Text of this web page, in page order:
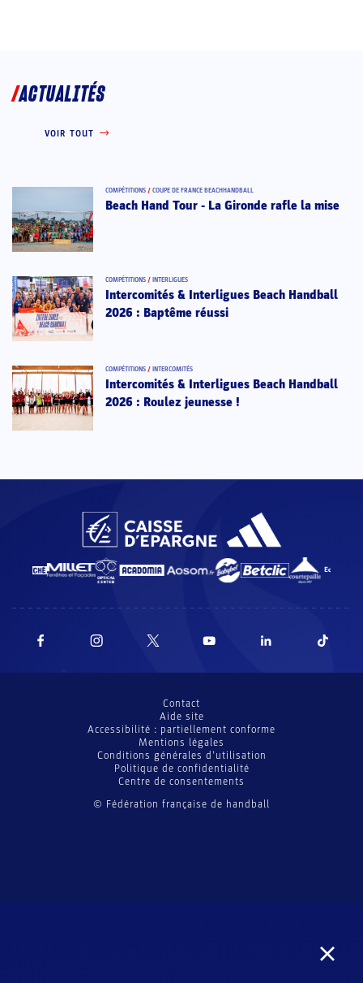
ACTUALITÉS
VOIR TOUT
COMPÉTITIONS / COUPE DE FRANCE BEACHHANDBALL
Beach Hand Tour - La Gironde rafle la mise
COMPÉTITIONS / INTERLIGUES
Intercomités & Interligues Beach Handball
2026 : Baptême réussi
COMPÉTITIONS / INTERCOMITÉS
Intercomités & Interligues Beach Handball
2026 : Roulez jeunesse !
© Fédération française de handball
Contact
Aide site
Accessibilité : partiellement conforme
Mentions légales
Conditions générales d’utilisation
Politique de confidentialité
Centre de consentements